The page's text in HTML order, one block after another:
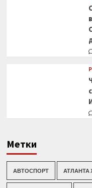
Метки
АВТОСПОРТ АТЛАНТА